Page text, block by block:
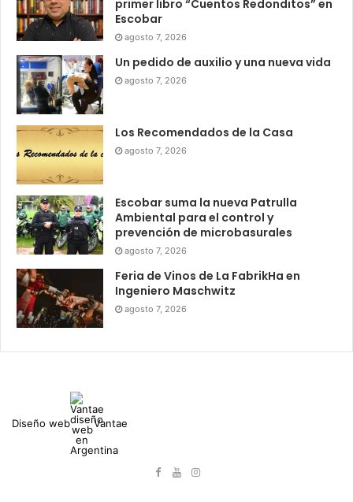
primer libro “Cuentos Redonditos” en
Escobar
agosto 7, 2026
Un pedido de auxilio y una nueva vida
agosto 7, 2026
Los Recomendados de la Casa
agosto 7, 2026
Escobar suma la nueva Patrulla
Ambiental para el control y
prevención de microbasurales
agosto 7, 2026
Feria de Vinos de La FabrikHa en
Ingeniero Maschwitz
agosto 7, 2026
Diseño web Vantae